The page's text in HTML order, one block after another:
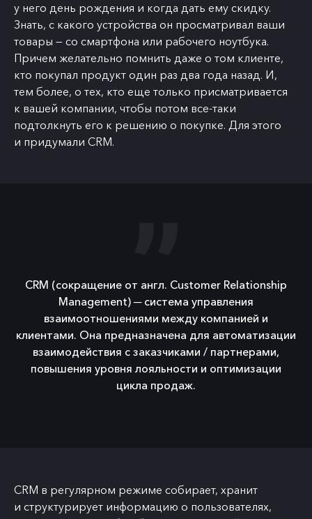
у него день рождения и когда дать ему скидку.
Знать, с какого устройства он просматривал ваши
товары — со смартфона или рабочего ноутбука.
Причем желательно помнить даже о том клиенте,
кто покупал продукт один раз два года назад. И,
тем более, о тех, кто еще только присматривается
к вашей компании, чтобы потом все-таки
подтолкнуть его к решению о покупке. Для этого
и придумали CRM.
CRM (сокращение от англ. Customer Relationship
Management) ─ система управления
взаимоотношениями между компанией и
клиентами. Она предназначена для автоматизации
взаимодействия с заказчиками / партнерами,
повышения уровня лояльности и оптимизации
цикла продаж.
CRM в регулярном режиме собирает, хранит
и структурирует информацию о пользователях,